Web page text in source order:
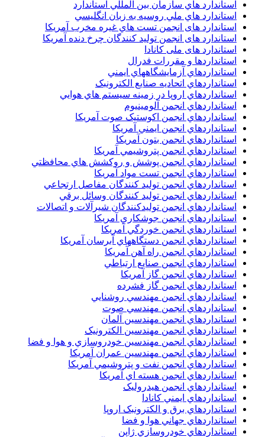
استاندارد هاي سازمان بين المللي استاندارد
استاندارد هاي ملي روسيه به زبان انگليسي
استاندارد های انجمن تست هاي غيره مخرب آمريکا
استاندارد های انجمن توليد کنندگان چرخ دنده آمريکا
استاندارد های ملی کانادا
استانداردها و مقررات فدرال
استانداردهاي آزمايشگاههاي ايمني
استانداردهاي اتحاديه صنايع الکترونبک
استانداردهاي اروپا در زمينه سيستم هاي هوايي
استانداردهاي انجمن آلومينيوم
استانداردهاي انجمن اکوستيک صوت آمريکا
استانداردهاي انجمن ايمني آمريکا
استانداردهاي انجمن بتون آمريکا
استانداردهاي انجمن پتروشيمي آمريکا
استانداردهاي انجمن پوشش و روکشش هاي محافظتي
استانداردهاي انجمن تست مواد آمريکا
استانداردهاي انجمن توليد کنندگان مفاصل ارتجاعي
استانداردهاي انجمن توليد کنندگان وسائل برقي
استانداردهاي انجمن توليدکنندگان شيرآلات و اتصالات
استانداردهاي انجمن جوشکاري آمريکا
استانداردهاي انجمن خوردگي آمريکا
استانداردهاي انجمن دستگاههاي آبرسان آمريکا
استانداردهاي انجمن راه آهن آمريکا
استانداردهاي انجمن صنايع ارتباطي
استانداردهاي انجمن گاز آمريکا
استانداردهاي انجمن گاز فشرده
استانداردهاي انجمن مهندسي روشنايي
استانداردهاي انجمن مهندسي صوت
استانداردهاي انجمن مهندسين آلمان
استانداردهاي انجمن مهندسين الکترونيک
استانداردهاي انجمن مهندسين خودروسازي و هوا و فضا
استانداردهاي انجمن مهندسين عمران آمريکا
استانداردهاي انجمن نفت و پتروشيمي آمريکا
استانداردهاي انجمن هسته اي آمريکا
استانداردهاي انجمن هيدروليک
استانداردهاي ايمني کانادا
استانداردهاي برق و الکترونبک اروپا
استانداردهاي جهاني هوا و فضا
استانداردهاي خودروسازي ژاپن